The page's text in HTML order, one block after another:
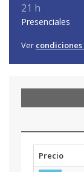
21 h
Presenciales
Ver condiciones
Precio